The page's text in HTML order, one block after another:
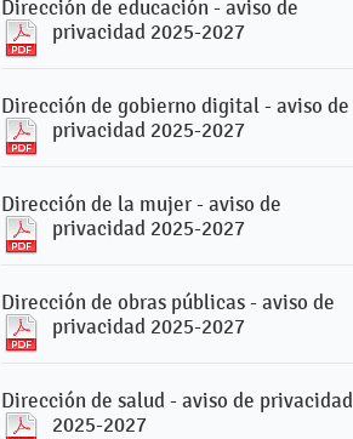
Dirección de educación - aviso de
privacidad 2025-2027
Dirección de gobierno digital - aviso de
privacidad 2025-2027
Dirección de la mujer - aviso de
privacidad 2025-2027
Dirección de obras públicas - aviso de
privacidad 2025-2027
Dirección de salud - aviso de privacidad
2025-2027